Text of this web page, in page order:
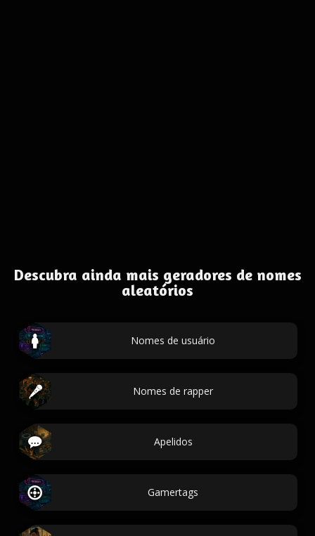
Descubra ainda mais geradores de nomes
aleatórios
Nomes de usuário
Nomes de rapper
Apelidos
Gamertags